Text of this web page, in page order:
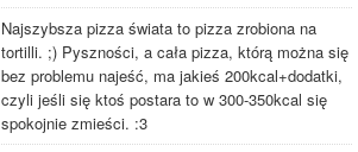
Najszybsza pizza świata to pizza zrobiona na
tortilli. ;) Pyszności, a cała pizza, którą można się
bez problemu najeść, ma jakieś 200kcal+dodatki,
czyli jeśli się ktoś postara to w 300-350kcal się
spokojnie zmieści. :3